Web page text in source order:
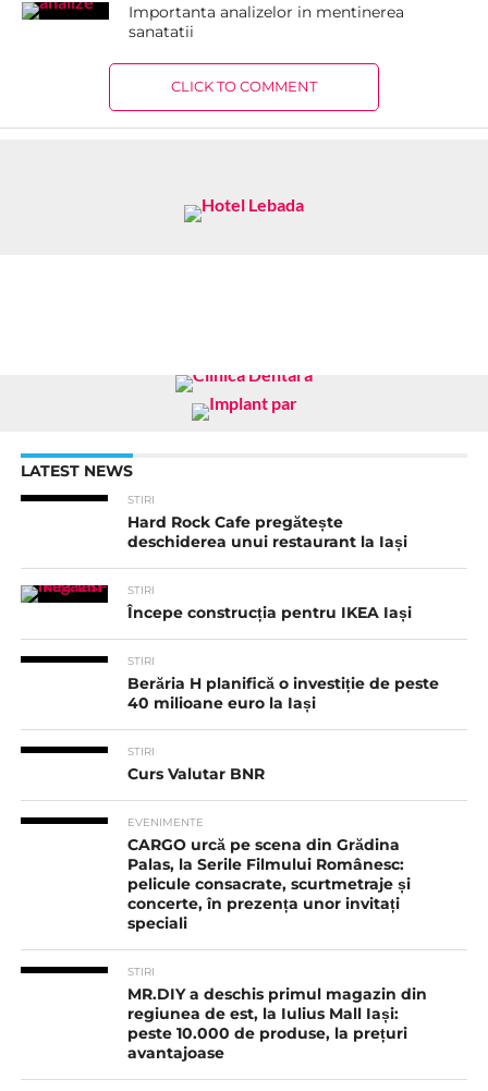
Importanta analizelor in mentinerea
sanatatii
CLICK TO COMMENT
LATEST NEWS
STIRI
Hard Rock Cafe pregătește
deschiderea unui restaurant la Iași
STIRI
Începe construcția pentru IKEA Iași
STIRI
Berăria H planifică o investiție de peste
40 milioane euro la Iași
STIRI
Curs Valutar BNR
EVENIMENTE
CARGO urcă pe scena din Grădina
Palas, la Serile Filmului Românesc:
pelicule consacrate, scurtmetraje și
concerte, în prezența unor invitați
speciali
STIRI
MR.DIY a deschis primul magazin din
regiunea de est, la Iulius Mall Iași:
peste 10.000 de produse, la prețuri
avantajoase